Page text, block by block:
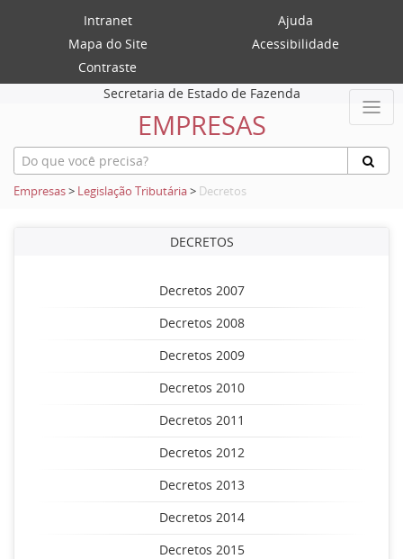
Intranet
Ajuda
Mapa do Site
Acessibilidade
Contraste
Secretaria de Estado de Fazenda
EMPRESAS
Empresas> Legislação Tributária> Decretos
DECRETOS
Decretos 2007
Decretos 2008
Decretos 2009
Decretos 2010
Decretos 2011
Decretos 2012
Decretos 2013
Decretos 2014
Decretos 2015